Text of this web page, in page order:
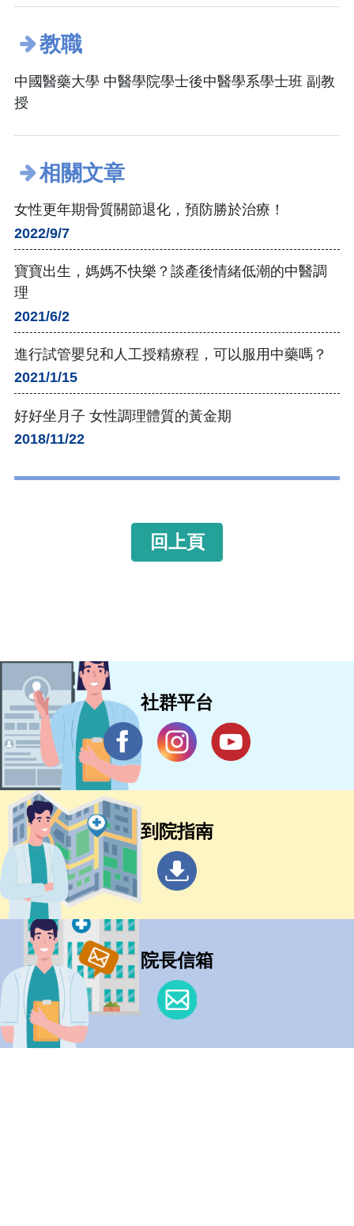
教職
中國醫藥大學 中醫學院學士後中醫學系學士班 副教
授
相關文章
女性更年期骨質關節退化，預防勝於治療！
2022/9/7
寶寶出生，媽媽不快樂？談產後情緒低潮的中醫調
理
2021/6/2
進行試管嬰兒和人工授精療程，可以服用中藥嗎？
2021/1/15
好好坐月子 女性調理體質的黃金期
2018/11/22
回上頁
社群平台
到院指南
院長信箱